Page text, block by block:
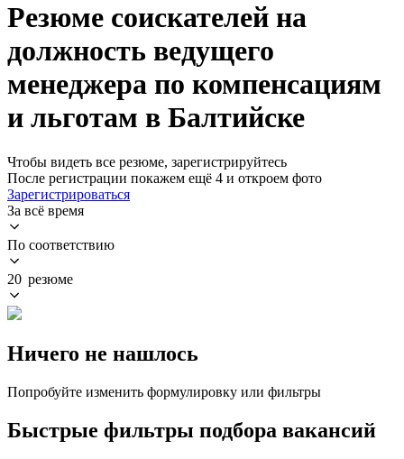
Резюме соискателей на
должность ведущего
менеджера по компенсациям
и льготам в Балтийске
Чтобы видеть все резюме, зарегистрируйтесь
После регистрации покажем ещё 4 и откроем фото
Зарегистрироваться
За всё время
По соответствию
20 резюме
Ничего не нашлось
Попробуйте изменить формулировку или фильтры
Быстрые фильтры подбора вакансий